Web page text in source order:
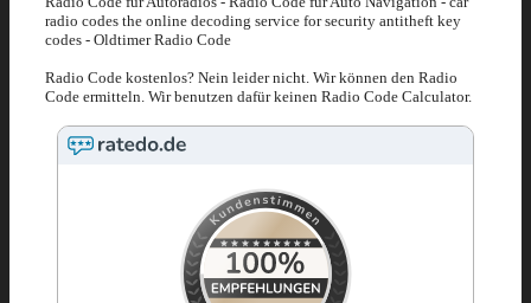
radio codes the online decoding service for security antitheft key
codes - Oldtimer Radio Code
Radio Code kostenlos? Nein leider nicht. Wir können den Radio
Code ermitteln. Wir benutzen dafür keinen Radio Code Calculator.